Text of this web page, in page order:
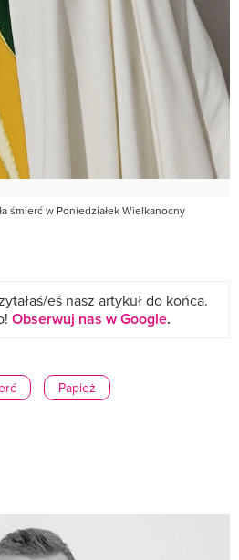
śmierć w Poniedziałek Wielkanocny
eś nasz artykuł do końca.
Obserwuj nas w Google.
Papież